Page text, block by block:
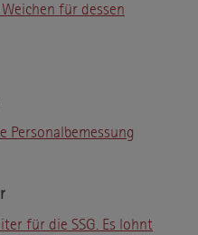
für dessen
Personalbemessung
für die SSG. Es lohnt